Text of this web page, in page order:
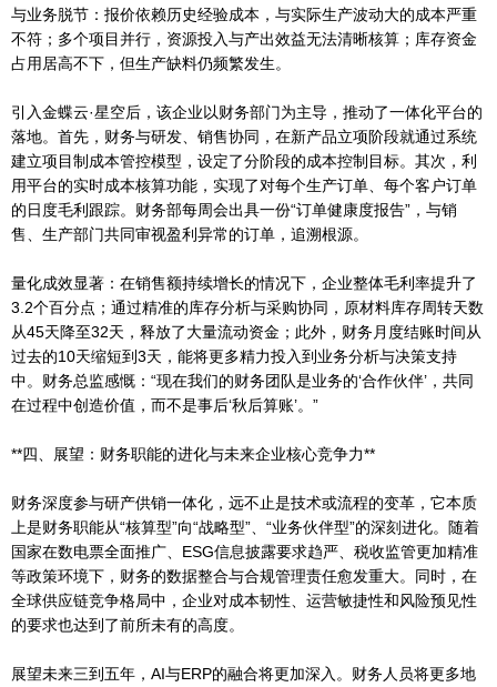
与业务脱节：报价依赖历史经验成本，与实际生产波动大的成本严重
不符；多个项目并行，资源投入与产出效益无法清晰核算；库存资金
占用居高不下，但生产缺料仍频繁发生。
引入金蝶云·星空后，该企业以财务部门为主导，推动了一体化平台的
落地。首先，财务与研发、销售协同，在新产品立项阶段就通过系统
建立项目制成本管控模型，设定了分阶段的成本控制目标。其次，利
用平台的实时成本核算功能，实现了对每个生产订单、每个客户订单
的日度毛利跟踪。财务部每周会出具一份“订单健康度报告”，与销
售、生产部门共同审视盈利异常的订单，追溯根源。
量化成效显著：在销售额持续增长的情况下，企业整体毛利率提升了
3.2个百分点；通过精准的库存分析与采购协同，原材料库存周转天数
从45天降至32天，释放了大量流动资金；此外，财务月度结账时间从
过去的10天缩短到3天，能将更多精力投入到业务分析与决策支持
中。财务总监感慨：“现在我们的财务团队是业务的‘合作伙伴’，共同
在过程中创造价值，而不是事后‘秋后算账’。”
**四、展望：财务职能的进化与未来企业核心竞争力**
财务深度参与研产供销一体化，远不止是技术或流程的变革，它本质
上是财务职能从“核算型”向“战略型”、“业务伙伴型”的深刻进化。随着
国家在数电票全面推广、ESG信息披露要求趋严、税收监管更加精准
等政策环境下，财务的数据整合与合规管理责任愈发重大。同时，在
全球供应链竞争格局中，企业对成本韧性、运营敏捷性和风险预见性
的要求也达到了前所未有的高度。
展望未来三到五年，AI与ERP的融合将更加深入。财务人员将更多地